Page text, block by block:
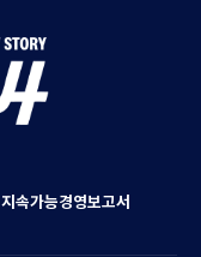
지속가능경영보고서